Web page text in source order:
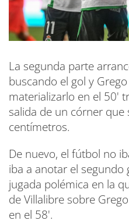
La segunda parte
buscando el gol y
materializarlo en el 50'
salida de un córner
centímetros.
De nuevo, el fútbol no
iba a anotar el
jugada polémica en la
de Villalibre sobre
en el 58'.